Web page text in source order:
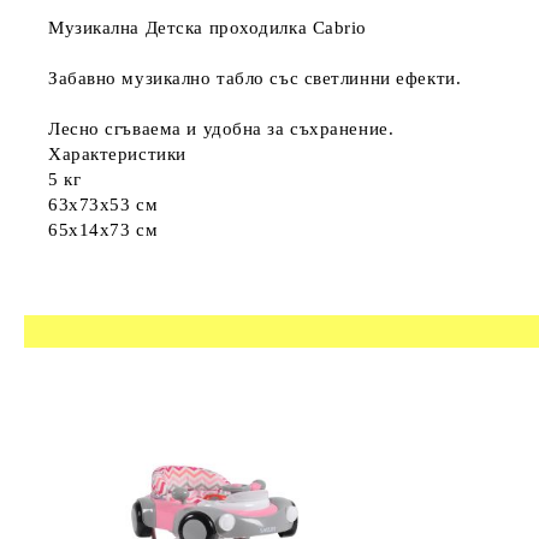
Музикална Детска проходилка Cabrio
Забавно музикално табло със светлинни ефекти.
Лесно сгъваема и удобна за съхранение.
Характеристики
5 кг
63x73x53 см
65x14x73 см